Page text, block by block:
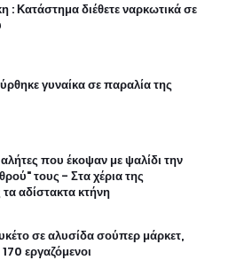
: Κατάστημα διέθετε ναρκωτικά σε
γυναίκα σε παραλία της
που έκοψαν με ψαλίδι την
τους - Στα χέρια της
αδίστακτα κτήνη
σε αλυσίδα σούπερ μάρκετ,
εργαζόμενοι